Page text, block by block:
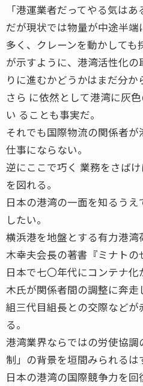
「港運業者だってやる気はあ
だが現状では物量が中途半
多く、クレーンを動かして
が示すように、港湾活性化
りに進むかどうかはまだ分か
さら に依然として港湾に灰
い ることも事実だ。
それでも国際物流の関係者
仕事にならない。
逆にここで巧く 業務をさば
を図れる。
日本の港湾の一面を知るう
したい。
横浜港を地盤とする有力港
木幸夫会長の著書『ミナトの
日本で七〇年代にコンテナ
木氏が関係者間の調整に奔
組三代目組長との交際などが
る。
港湾業界ならではの労使協
制」の背景を垣間みられるは
日本の港湾の国際競争力を